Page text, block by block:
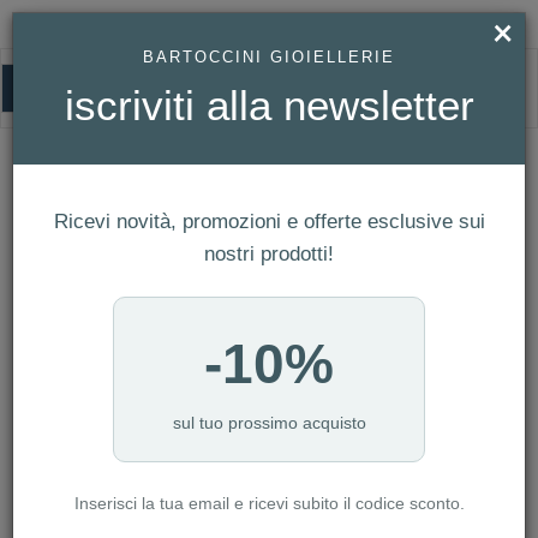
HOMEPAGE
OROLOGIO BULOVA UOMO MARINE STAR CERAMIC REF. 96B433
Ceramic Ref. 96B433
×
BARTOCCINI GIOIELLERIE
iscriviti alla newsletter
Ricevi novità, promozioni e offerte esclusive sui
nostri prodotti!
-10%
sul tuo prossimo acquisto
Inserisci la tua email e ricevi subito il codice sconto.